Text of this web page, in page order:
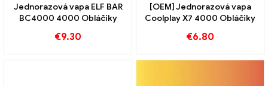
Jednorazová vapa ELF BAR
BC4000 4000 Obláčiky
€9.30
[OEM] Jednorazová vapa
Coolplay X7 4000 Obláčiky
€6.80